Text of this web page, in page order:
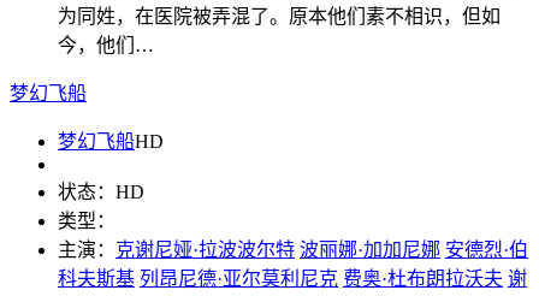
为同姓，在医院被弄混了。原本他们素不相识，但如
今，他们…
梦幻飞船
梦幻飞船HD
状态： HD
类型：
主演： 克谢尼娅·拉波波尔特 波丽娜·加加尼娜 安德烈·伯
科夫斯基 列昂尼德·亚尔莫利尼克 费奥·杜布朗拉沃夫 谢